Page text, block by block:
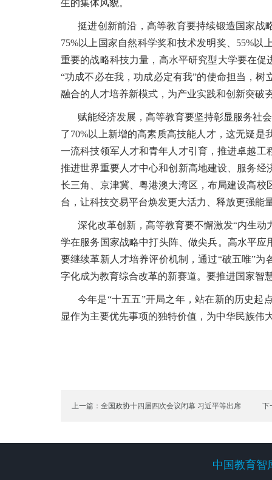
生的集体风貌。
挺进创新前沿，高等教育要持续锻造国家战
75%以上国家自然科学奖和技术发明奖、55%
重要的战略科技力量，高水平研究型大学要在
“功成不必在我，功成必定有我”的使命担当，
融合的人才培养新模式，为产业实践和创新突破
赋能经济发展，高等教育要坚持彰显服务社
了70%以上新增的高素质高技能人才，这无疑
一流科技领军人才和青年人才引育，推进卓越
推进世界重要人才中心和创新高地建设、服务
长三角、京津冀、粤港澳大湾区，布局建设高
台，让科技交易平台焕发更大活力、释放更强能
深化改革创新，高等教育要不懈激发“内生
学在服务国家战略中打头阵、做尖兵。高水平
要继续革新人才培养评价机制，通过“破五唯”
字化成为教育综合改革的新赛道。要推进国家智
今年是“十五五”开局之年，站在新的历史起
显作为主要优先事项的独特价值，为中华民族伟
上一篇：全国政协十四届四次会议闭幕 习近平等出席 下
中国教育智